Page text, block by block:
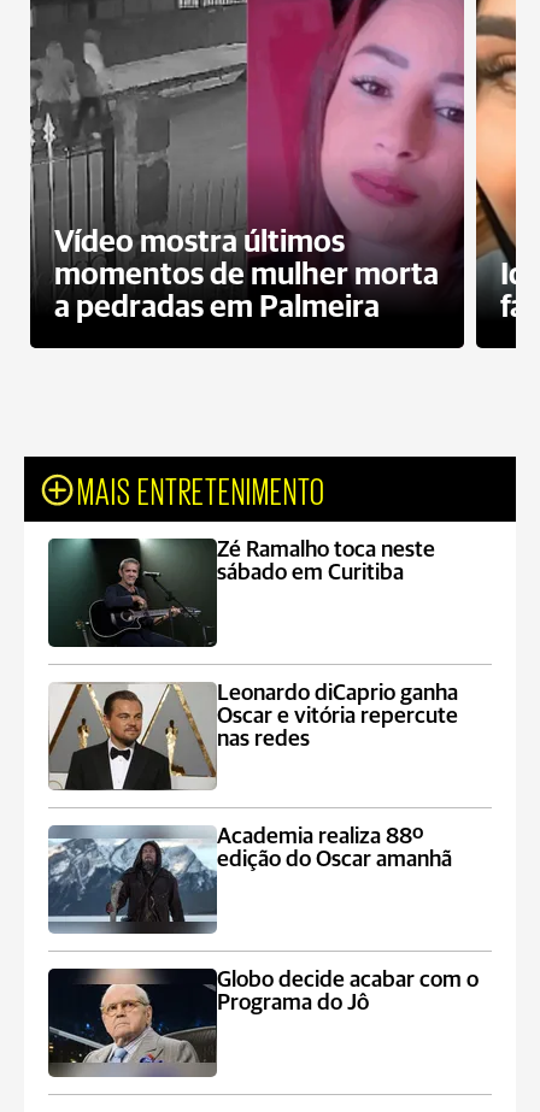
Vídeo mostra últimos
momentos de mulher morta
a pedradas em Palmeira
MAIS ENTRETENIMENTO
Zé Ramalho toca neste
sábado em Curitiba
Leonardo diCaprio ganha
Oscar e vitória repercute
nas redes
Academia realiza 88º
edição do Oscar amanhã
Globo decide acabar com o
Programa do Jô